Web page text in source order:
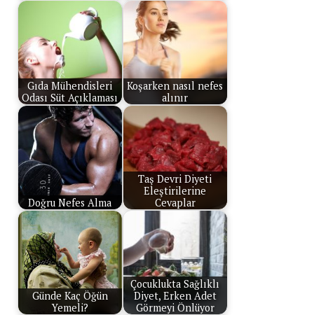
Gıda Mühendisleri
Odası Süt Açıklaması
Koşarken nasıl nefes
alınır
Doğru Nefes Alma
Taş Devri Diyeti
Eleştirilerine
Cevaplar
Günde Kaç Öğün
Yemeli?
Çocuklukta Sağlıklı
Diyet, Erken Adet
Görmeyi Önlüyor